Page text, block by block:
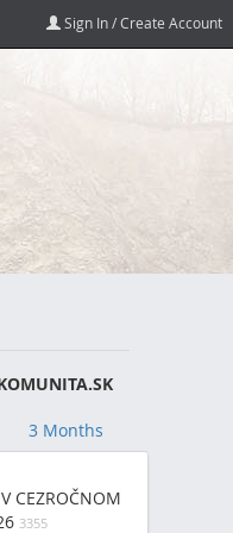
Sign In / Create Account
3 Months
CEZROČNOM
3355